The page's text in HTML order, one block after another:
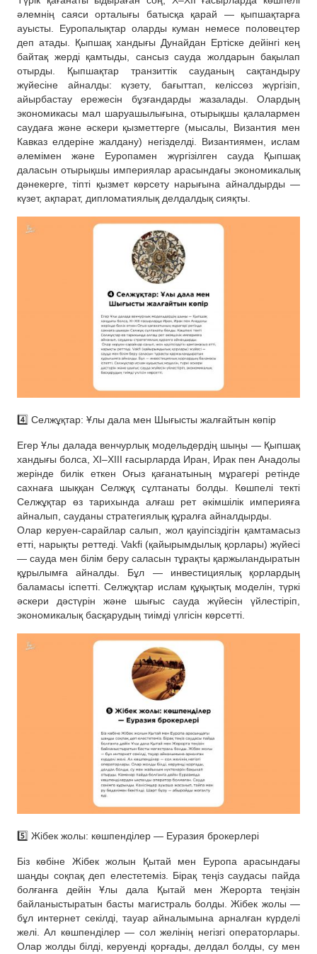
әлемнің саяси орталығы батысқа қарай — қыпшақтарға
ауысты. Еуропалықтар оларды куман немесе половецтер
деп атады. Қыпшақ хандығы Дунайдан Ертіске дейінгі кең
байтақ жерді қамтыды, сансыз сауда жолдарын бақылап
отырды. Қыпшақтар транзиттік сауданың сақтандыру
жүйесіне айналды: күзету, бағыттап, келіссөз жүргізіп,
айырбастау ережесін бұзғандарды жазалады. Олардың
экономикасы мал шаруашылығына, отырықшы қалалармен
саудаға және әскери қызметтерге (мысалы, Византия мен
Кавказ елдеріне жалдану) негізделді. Византиямен, ислам
әлемімен және Еуропамен жүргізілген сауда Қыпшақ
даласын отырықшы империялар арасындағы экономикалық
дәнекерге, тіпті қызмет көрсету нарығына айналдырды —
күзет, ақпарат, дипломатиялық делдалдық сияқты.
4️⃣ Селжұқтар: Ұлы дала мен Шығысты жалғайтын көпір
Егер Ұлы далада венчурлық модельдердің шыңы — Қыпшақ
хандығы болса, XI–XIII ғасырларда Иран, Ирак пен Анадолы
жерінде билік еткен Оғыз қағанатының мұрагері ретінде
сахнаға шыққан Селжұқ сұлтанаты болды. Көшпелі текті
Селжұқтар өз тарихында алғаш рет әкімшілік империяға
айналып, сауданы стратегиялық құралға айналдырды.
Олар керуен-сарайлар салып, жол қауіпсіздігін қамтамасыз
етті, нарықты реттеді. Vakfi (қайырымдылық қорлары) жүйесі
— сауда мен білім беру саласын тұрақты қаржыландыратын
құрылымға айналды. Бұл — инвестициялық қорлардың
баламасы іспетті. Селжұқтар ислам құқықтық моделін, түркі
әскери дәстүрін және шығыс сауда жүйесін үйлестіріп,
экономикалық басқарудың тиімді үлгісін көрсетті.
5️⃣ Жібек жолы: көшпенділер — Еуразия брокерлері
Біз көбіне Жібек жолын Қытай мен Еуропа арасындағы
шаңды соқпақ деп елестетеміз. Бірақ теңіз саудасы пайда
болғанға дейін Ұлы дала Қытай мен Жерорта теңізін
байланыстыратын басты магистраль болды. Жібек жолы —
бұл интернет секілді, тауар айналымына арналған күрделі
желі. Ал көшпенділер — сол желінің негізгі операторлары.
Олар жолды білді, керуенді қорғады, делдал болды, су мен